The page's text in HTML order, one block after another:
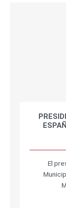
El